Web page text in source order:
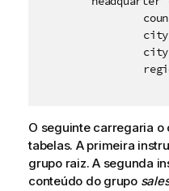
O seguinte carregaria
tabelas. A primeira
grupo raiz. A segunda
conteúdo do grupo